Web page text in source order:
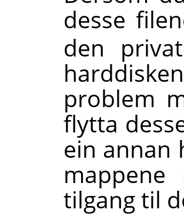
desse
den
problem
flytta
ein annan
tilgang til